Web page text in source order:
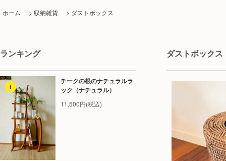
ホーム > 収納雑貨 > ダストボックス
ランキング
1
チークの根のナチュラルラ
ック（ナチュラル）
11,500円(税込)
ダストボックス